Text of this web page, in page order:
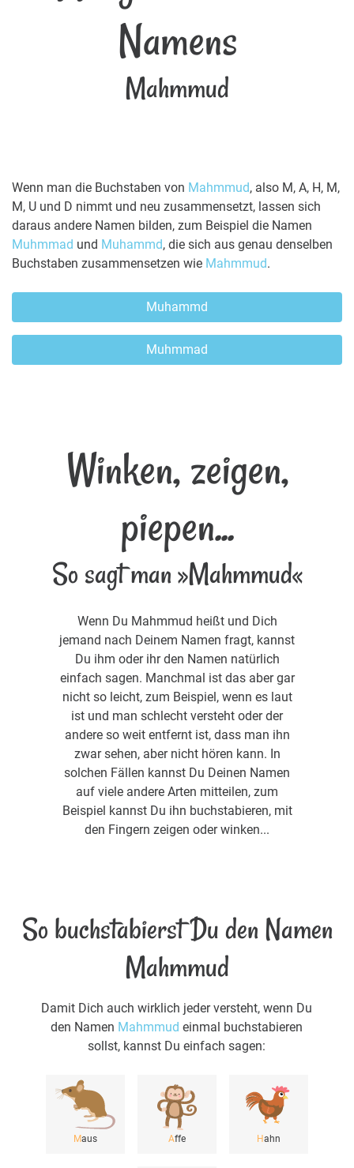
Namens
Mahmmud
Wenn man die Buchstaben von Mahmmud, also M, A, H, M,
M, U und D nimmt und neu zusammensetzt, lassen sich
daraus andere Namen bilden, zum Beispiel die Namen
Muhmmad und Muhammd, die sich aus genau denselben
Buchstaben zusammensetzen wie Mahmmud.
Muhammd
Muhmmad
Winken, zeigen,
piepen...
So sagt man »Mahmmud«
Wenn Du Mahmmud heißt und Dich
jemand nach Deinem Namen fragt, kannst
Du ihm oder ihr den Namen natürlich
einfach sagen. Manchmal ist das aber gar
nicht so leicht, zum Beispiel, wenn es laut
ist und man schlecht versteht oder der
andere so weit entfernt ist, dass man ihn
zwar sehen, aber nicht hören kann. In
solchen Fällen kannst Du Deinen Namen
auf viele andere Arten mitteilen, zum
Beispiel kannst Du ihn buchstabieren, mit
den Fingern zeigen oder winken...
So buchstabierst Du den Namen
Mahmmud
Damit Dich auch wirklich jeder versteht, wenn Du
den Namen Mahmmud einmal buchstabieren
sollst, kannst Du einfach sagen:
Maus Affe Hahn